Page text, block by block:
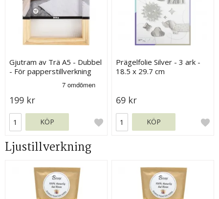
Gjutram av Trä A5 - Dubbel
- För papperstillverkning
199 kr
KÖP
Prägelfolie Silver - 3 ark -
18.5 x 29.7 cm
69 kr
KÖP
Ljustillverkning